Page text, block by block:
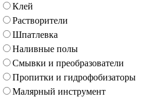
Клей
Растворители
Шпатлевка
Наливные полы
Смывки и преобразователи
Пропитки и гидрофобизаторы
Малярный инструмент